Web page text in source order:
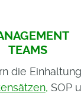
TEAMS
die
SOP